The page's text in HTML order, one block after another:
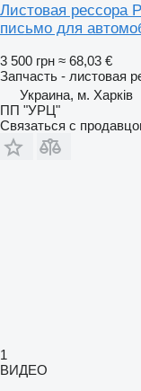
Листовая рессора
письмо для
3 500 грн ≈ 68,03 €
Запчасть - листовая
Украина, м. Харків
ПП "УРЦ"
Связаться с
1
ВИДЕО